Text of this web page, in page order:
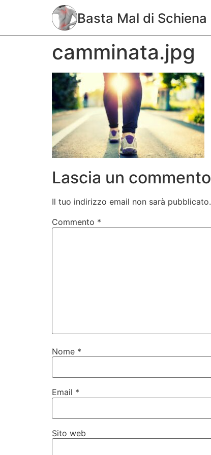
Basta Mal di Schiena
camminata.jpg
Lascia un commento
Il tuo indirizzo email non sarà pubblicato.
Commento *
Nome *
Email *
Sito web